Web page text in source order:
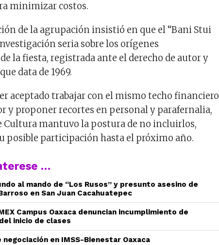
minimizar costos.
de la agrupación insistió en que el “Bani Stui
seria sobre los orígenes
la fiesta, registrada ante el derecho de autor y
data de 1969.
aceptado trabajar con el mismo techo financiero
y proponer recortes en personal y parafernalia,
Cultura mantuvo la postura de no incluirlos,
posible participación hasta el próximo año.
…
al mando de “Los Rusos” y presunto asesino de
en San Juan Cacahuatepec
Campus Oaxaca denuncian incumplimiento de
inicio de clases
negociación en IMSS-Bienestar Oaxaca